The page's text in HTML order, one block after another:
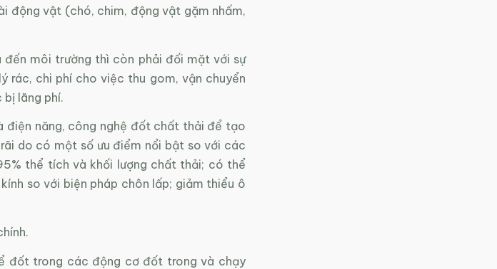
động vật (chó, chim, động vật gặm nhấm,
môi trường thì còn phải đối mặt với sự
rác, chi phí cho việc thu gom, vận chuyển
lãng phí.
điện năng, công nghệ đốt chất thải để tạo
do có một số ưu điểm nổi bật so với các
thể tích và khối lượng chất thải; có thể
so với biện pháp chôn lấp; giảm thiểu ô
đốt trong các động cơ đốt trong và chạy